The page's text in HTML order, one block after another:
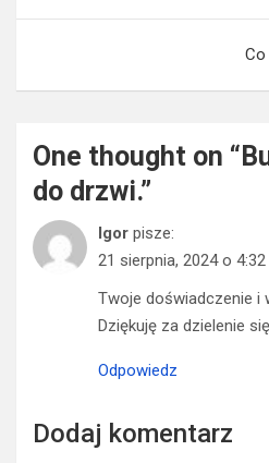
Co
One thought on “
do drzwi.”
Igor pisze:
21 sierpnia, 2024 o
Twoje doświadczenie i
Dziękuję za dzielenie
Odpowiedz
Dodaj komentarz